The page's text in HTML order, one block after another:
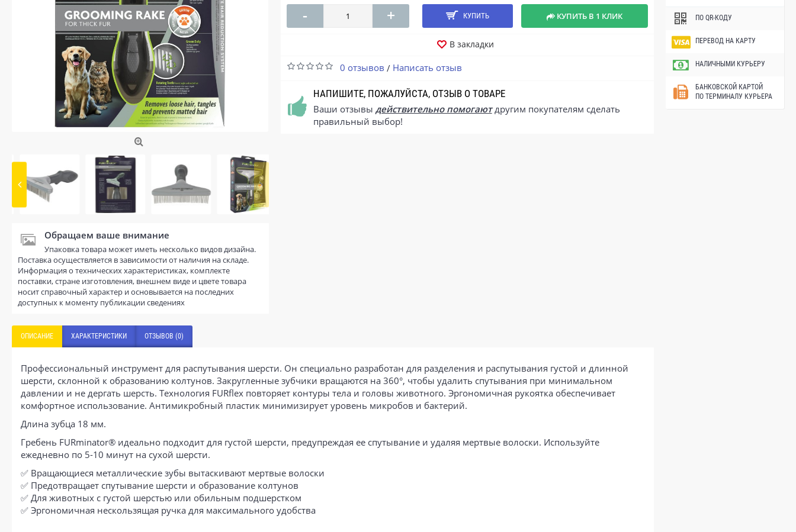
ПО QR-КОДУ
ПЕРЕВОД НА КАРТУ
НАЛИЧНЫМИ КУРЬЕРУ
БАНКОВСКОЙ КАРТОЙ
ПО ТЕРМИНАЛУ КУРЬЕРА
Обращаем ваше внимание
Упаковка товара может иметь несколько видов дизайна.
Поставка осуществляется в зависимости от наличия на складе.
Информация о технических характеристиках, комплекте
поставки, стране изготовления, внешнем виде и цвете товара
носит справочный характер и основывается на последних
доступных к моменту публикации сведениях
- + КУПИТЬ КУПИТЬ В 1 КЛИК
В закладки
0 отзывов / Написать отзыв
НАПИШИТЕ, ПОЖАЛУЙСТА, ОТЗЫВ О ТОВАРЕ
Ваши отзывы действительно помогаютдругим покупателям сделать
правильный выбор!
ОПИСАНИЕ ХАРАКТЕРИСТИКИ ОТЗЫВОВ (0)
Профессиональный инструмент для распутывания шерсти. Он специально разработан для разделения и распутывания густой и длинной
шерсти, склонной к образованию колтунов. Закругленные зубчики вращаются на 360°, чтобы удалить спутывания при минимальном
давлении и не дергать шерсть. Технология FURflex повторяет контуры тела и головы животного. Эргономичная рукоятка обеспечивает
комфортное использование. Антимикробный пластик минимизирует уровень микробов и бактерий.
Длина зубца 18 мм.
Гребень FURminator® идеально подходит для густой шерсти, предупреждая ее спутывание и удаляя мертвые волоски. Используйте
ежедневно по 5-10 минут на сухой шерсти.
✅ Вращающиеся металлические зубы вытаскивают мертвые волоски
✅ Предотвращает спутывание шерсти и образование колтунов
✅ Для животных с густой шерстью или обильным подшерстком
✅ Эргономичная нескользящая ручка для максимального удобства